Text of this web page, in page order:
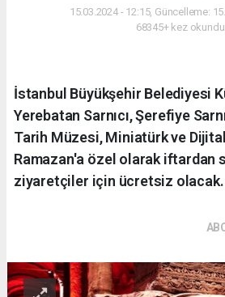
15.03.2024 - 12:15, Güncelleme:
68345+ kez okundu.
İstanbul Büyükşehir Belediyesi
Yerebatan Sarnıcı, Şerefiye
Tarih Müzesi, Miniatürk ve
Ramazan'a özel olarak iftardan
ziyaretçiler için ücretsiz olacak.